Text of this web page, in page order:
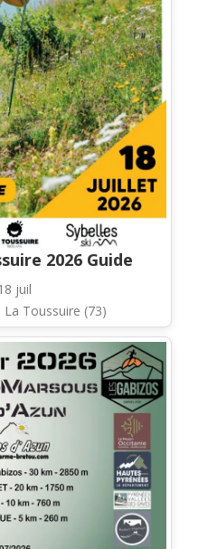
2026 Guide
juil
Toussuire (73)